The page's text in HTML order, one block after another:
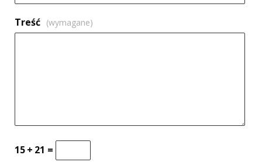
Treść (wymagane)
15+ 21 =